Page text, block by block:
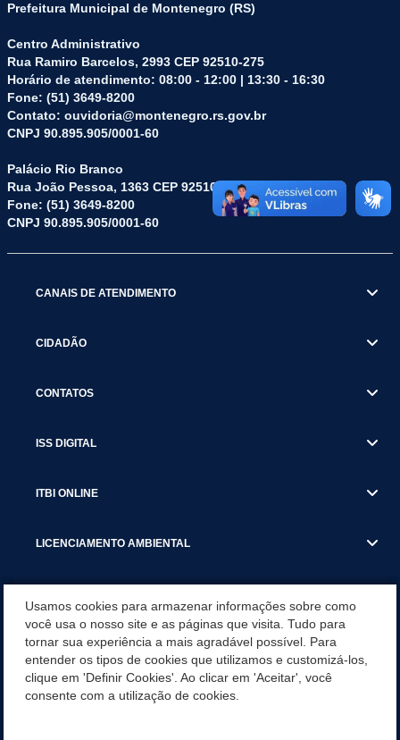
Prefeitura Municipal de Montenegro (RS)
Centro Administrativo
Rua Ramiro Barcelos, 2993 CEP 92510-275
Horário de atendimento: 08:00 - 12:00 | 13:30 - 16:30
Fone: (51) 3649-8200
Contato: ouvidoria@montenegro.rs.gov.br
CNPJ 90.895.905/0001-60
Palácio Rio Branco
Rua João Pessoa, 1363 CEP 92510-045
Fone: (51) 3649-8200
CNPJ 90.895.905/0001-60
CANAIS DE ATENDIMENTO
CIDADÃO
CONTATOS
ISS DIGITAL
ITBI ONLINE
LICENCIAMENTO AMBIENTAL
SERVIÇOS
SERVIÇOS DO DEPARTAMENTO DE RECEITA MUNICIPAL
Usamos cookies para armazenar informações sobre como
você usa o nosso site e as páginas que visita. Tudo para
tornar sua experiência a mais agradável possível. Para
entender os tipos de cookies que utilizamos e customizá-los,
clique em 'Definir Cookies'. Ao clicar em 'Aceitar', você
consente com a utilização de cookies.